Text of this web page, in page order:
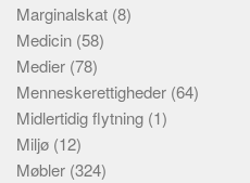
Marginalskat (8)
Medicin (58)
Medier (78)
Menneskerettigheder (64)
Midlertidig flytning (1)
Miljø (12)
Møbler (324)